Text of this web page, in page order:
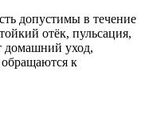
допустимы в течение
отёк, пульсация,
домашний уход,
к